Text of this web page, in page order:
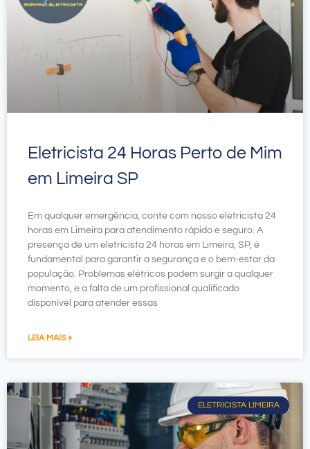
Eletricista 24 Horas Perto de Mim
em Limeira SP
Em qualquer emergência, conte com nosso eletricista 24
horas em Limeira para atendimento rápido e seguro. A
presença de um eletricista 24 horas em Limeira, SP, é
fundamental para garantir a segurança e o bem-estar da
população. Problemas elétricos podem surgir a qualquer
momento, e a falta de um profissional qualificado
disponível para atender essas
LEIA MAIS »
ELETRICISTA LIMEIRA